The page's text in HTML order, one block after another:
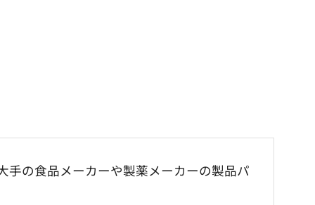
の食品メーカーや製薬メーカーの製品パ